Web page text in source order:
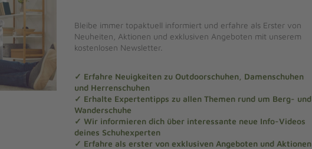
Bleibe immer topaktuell informiert und erfahre als Erster von
Neuheiten, Aktionen und exklusiven Angeboten mit unserem
kostenlosen Newsletter.
✓ Erfahre Neuigkeiten zu Outdoorschuhen, Damenschuhen
und Herrenschuhen
✓ Erhalte Expertentipps zu allen Themen rund um Berg- und
Wanderschuhe
✓ Wir informieren dich über interessante neue Info-Videos
deines Schuhexperten
✓ Erfahre als erster von exklusiven Angeboten und Aktionen